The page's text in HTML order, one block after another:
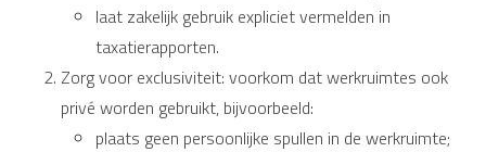
laat zakelijk gebruik expliciet vermelden in
taxatierapporten.
Zorg voor exclusiviteit: voorkom dat werkruimtes ook
privé worden gebruikt, bijvoorbeeld:
plaats geen persoonlijke spullen in de werkruimte;